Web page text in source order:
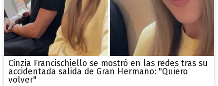
Cinzia Francischiello se mostró en las redes tras su
accidentada salida de Gran Hermano: "Quiero
volver"